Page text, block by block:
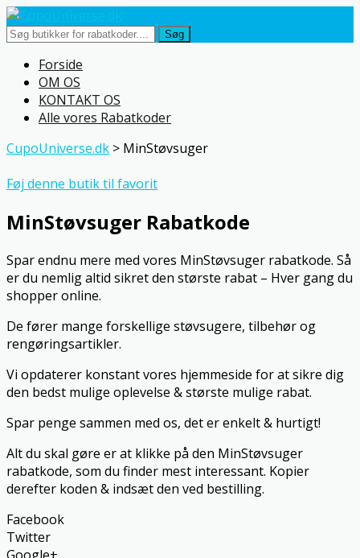
Søg
Skip
content
Forside
OM OS
KONTAKT OS
Alle vores Rabatkoder
CupoUniverse.dk > MinStøvsuger
Føj denne butik til favorit
MinStøvsuger Rabatkode
Spar endnu mere med vores MinStøvsuger rabatkode. Så
er du nemlig altid sikret den største rabat – Hver gang du
shopper online.
De fører mange forskellige støvsugere, tilbehør og
rengøringsartikler.
Vi opdaterer konstant vores hjemmeside for at sikre dig
den bedst mulige oplevelse & største mulige rabat.
Spar penge sammen med os, det er enkelt & hurtigt!
Alt du skal gøre er at klikke på den MinStøvsuger
rabatkode, som du finder mest interessant. Kopier
derefter koden & indsæt den ved bestilling.
Facebook
Twitter